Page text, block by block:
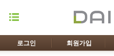
로그인 회원가입